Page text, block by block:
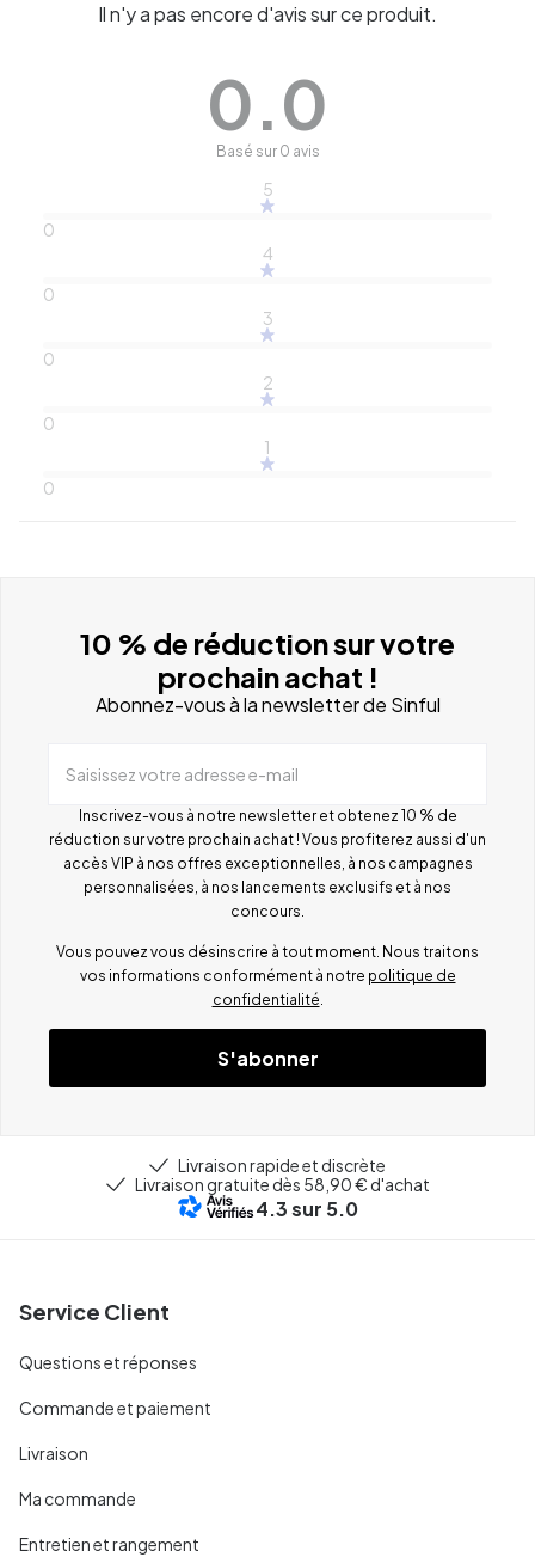
Il n'y a pas encore d'avis sur ce produit.
0.0
Basé sur 0 avis
5
0
4
0
3
0
2
0
1
0
10 % de réduction sur votre
prochain achat !
Abonnez-vous à la newsletter de Sinful
Saisissez votre adresse e-mail
Inscrivez-vous à notre newsletter et obtenez 10 % de
réduction sur votre prochain achat ! Vous profiterez aussi d'un
accès VIP à nos offres exceptionnelles, à nos campagnes
personnalisées, à nos lancements exclusifs et à nos
concours.
Vous pouvez vous désinscrire à tout moment. Nous traitons
vos informations conformément à notre politique de
confidentialité
S'abonner
Livraison rapide et discrète
Livraison gratuite dès 58,90 € d'achat
4.3sur 5.0
Service Client
Questions et réponses
Commande et paiement
Livraison
Ma commande
Entretien et rangement